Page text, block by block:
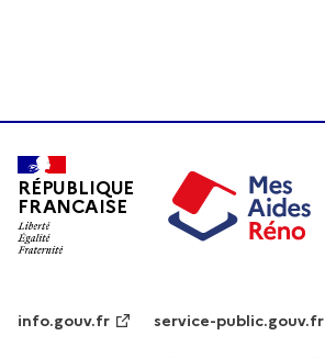
RÉPUBLIQUE
FRANCAISE
info.gouv.fr service-public.gouv.fr